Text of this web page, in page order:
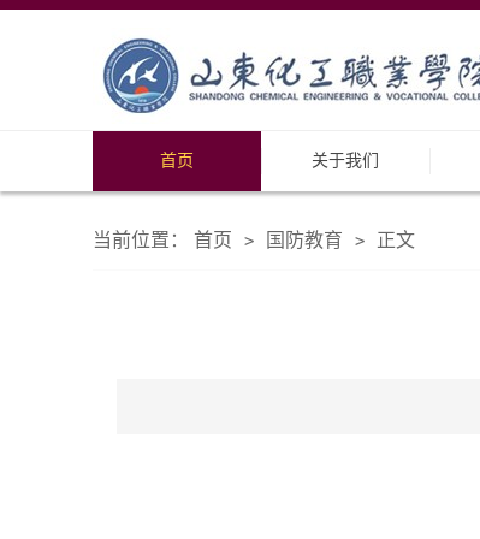
首页 关于我们
当前位置： 首页 > 国防教育 > 正文